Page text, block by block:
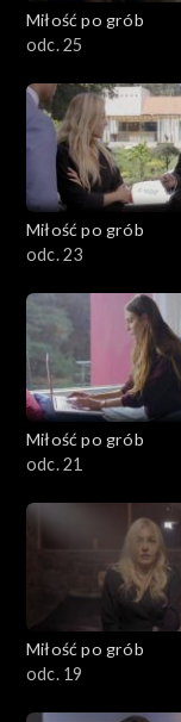
Miłość po grób
odc. 25
Miłość po grób
odc. 23
Miłość po grób
odc. 21
Miłość po grób
odc. 19